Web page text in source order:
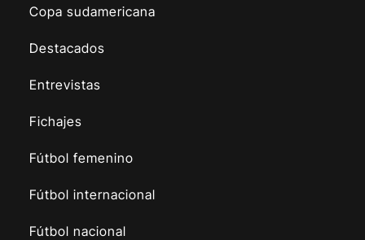
Copa sudamericana
Destacados
Entrevistas
Fichajes
Fútbol femenino
Fútbol internacional
Fútbol nacional